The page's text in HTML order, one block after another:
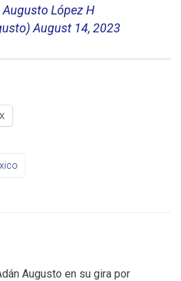
López H
August 14, 2023
X
Augusto en su gira por